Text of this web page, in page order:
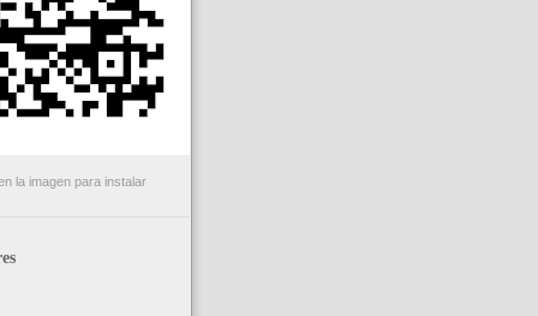
la imagen para instalar